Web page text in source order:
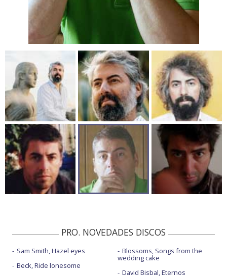
PRO. NOVEDADES DISCOS
Sam Smith, Hazel eyes
Beck, Ride lonesome
Blossoms, Songs from the
wedding cake
David Bisbal, Eternos